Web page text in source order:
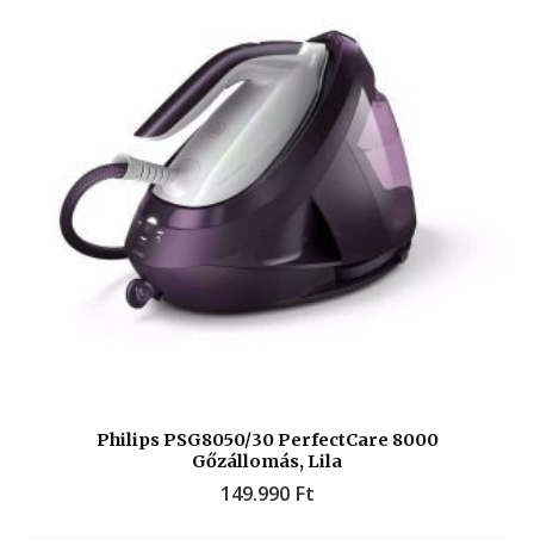
Philips PSG8050/30 PerfectCare 8000
Gőzállomás, Lila
149.990 Ft